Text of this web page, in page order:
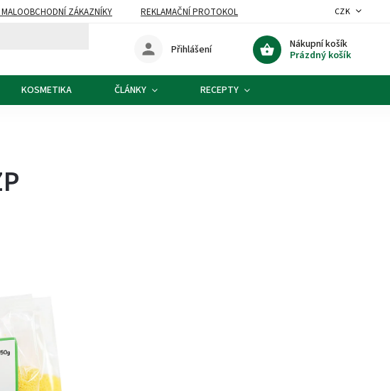
ZÁKAZNÍKY
REKLAMAČNÍ PROTOKOL
CZK
Nákupní košík
Prázdný košík
Přihlášení
KOSMETIKA ČLÁNKY RECEPTY